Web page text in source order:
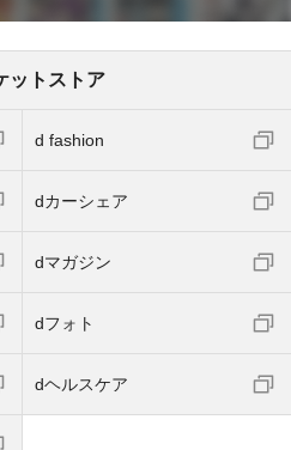
ットストア
d fashion
dカーシェア
dマガジン
dフォト
dヘルスケア